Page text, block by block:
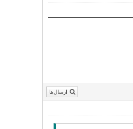
ارسال‌ها